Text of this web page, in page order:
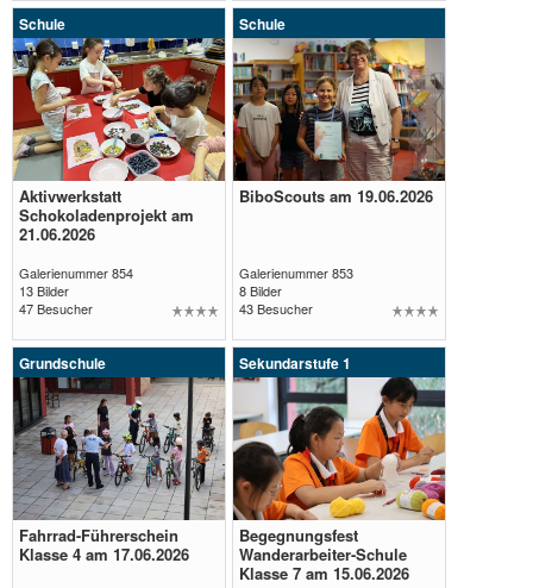
Schule
Galerie
öffnen
Aktivwerkstatt
Schokoladenprojekt am
21.06.2026
Galerienummer 854
13 Bilder
47 Besucher
Schule
öffnen
BiboScouts am 19.06.2026
Galerienummer 853
8 Bilder
43 Besucher
Grundschule
Galerie
Fahrrad-Führerschein
Klasse 4 am 17.06.2026
Sekundarstufe 1
Galerie
Begegnungsfest
Wanderarbeiter-Schule
Klasse 7 am 15.06.2026